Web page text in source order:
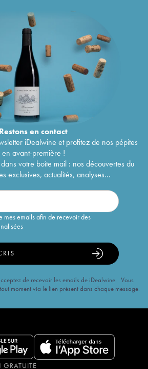
Restons encontact
iDealwine et profitez de nos pépites
en avant-première !
votre boîte mail : nos découvertes du
exclusives, actualités, analyses...
mes emails afin de recevoir des
de recevoir les emails de iDealwine. Vous
moment via le lien présent dans chaque message.